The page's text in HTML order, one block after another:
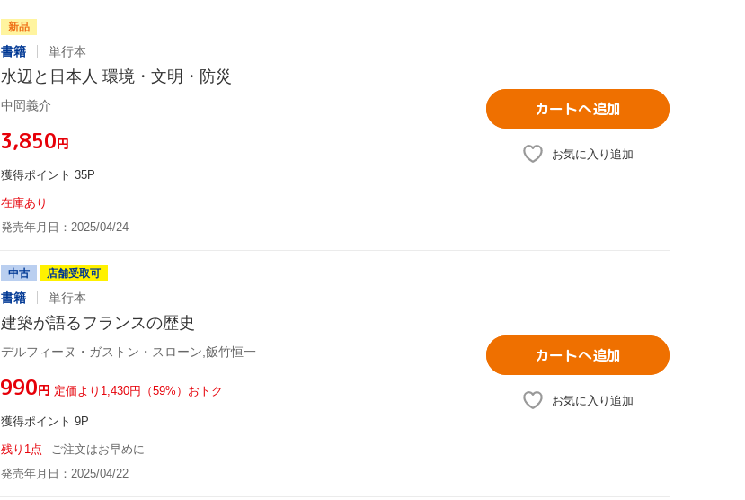
新品
書籍 単行本
水辺と日本人 環境・文明・防災
中岡義介
¥3,850円
獲得ポイント 35P
在庫あり
発売年月日：2025/04/24
カートへ追加
お気に入り追加
中古 店舗受取可
書籍 単行本
建築が語るフランスの歴史
デルフィーヌ・ガストン・スローン,飯竹恒一
¥990円 定価より1,430円（59%）おトク
獲得ポイント 9P
残り1点
ご注文はお早めに
発売年月日：2025/04/22
カートへ追加
お気に入り追加